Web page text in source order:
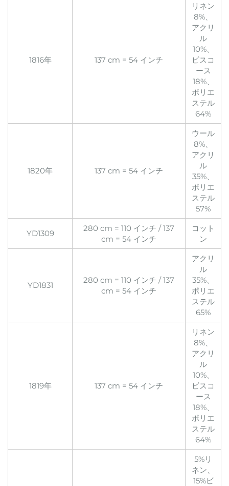
1816年 137 cm = 54 インチ
リネン
8%、
アクリ
ル
10%、
ビスコ
ース
18%、
ポリエ
ステル
64%
1820年 137 cm = 54 インチ
ウール
8%、
アクリ
ル
35%、
ポリエ
ステル
57%
YD1309
280 cm = 110 インチ / 137
cm = 54 インチ
コット
ン
YD1831
280 cm = 110 インチ / 137
cm = 54 インチ
アクリ
ル
35%、
ポリエ
ステル
65%
1819年 137 cm = 54 インチ
リネン
8%、
アクリ
ル
10%、
ビスコ
ース
18%、
ポリエ
ステル
64%
5%リ
ネン、
15%ビ